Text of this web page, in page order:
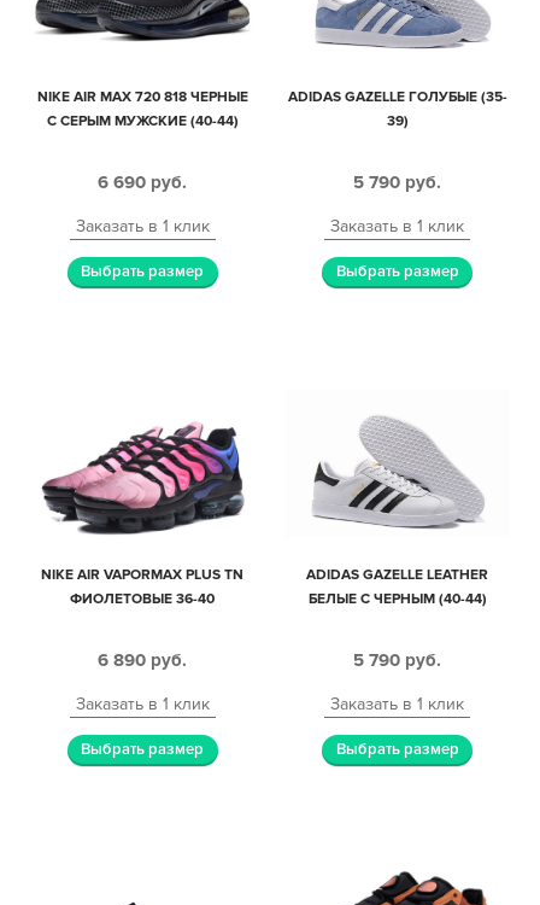
NIKE AIR MAX 720 818 ЧЕРНЫЕ
С СЕРЫМ МУЖСКИЕ (40-44)
6 690 руб.
Заказать в 1 клик
Выбрать размер
ADIDAS GAZELLE ГОЛУБЫЕ (35-
39)
5 790 руб.
Заказать в 1 клик
Выбрать размер
NIKE AIR VAPORMAX PLUS TN
ФИОЛЕТОВЫЕ 36-40
6 890 руб.
Заказать в 1 клик
Выбрать размер
ADIDAS GAZELLE LEATHER
БЕЛЫЕ С ЧЕРНЫМ (40-44)
5 790 руб.
Заказать в 1 клик
Выбрать размер